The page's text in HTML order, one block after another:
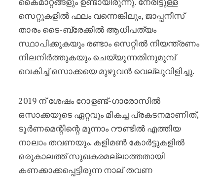
സെറ്റുകളിൽ ഫലം വന്നെങ്കിലും, ജാപ്പനീസ്
താരം ടൈ-ബ്രേക്കിൽ ആധിപത്യം
സ്ഥാപിക്കുകയും രണ്ടാം സെറ്റിൽ നിയന്ത്രണം
നിലനിർത്തുകയും ചെയ്യുന്നതിനുമുമ്പ്
വെകിച്ച് ഒസാക്കയെ മുഴുവൻ വെല്ലുവിളിച്ചു.
2019 ന് ശേഷം റോളണ്ട്-ഗാരോസിൽ
ഒസാക്കയുടെ ഏറ്റവും മികച്ച പ്രകടനമാണിത്,
ടൂർണമെന്റിന്റെ മൂന്നാം റൗണ്ടിൽ എത്തിയ
നാലാം തവണയും. കളിമൺ കോർട്ടുകളിൽ
ഒരുകാലത്ത് സുഖകരമല്ലാത്തതായി
കണക്കാക്കപ്പെട്ടിരുന്ന നാല് തവണ